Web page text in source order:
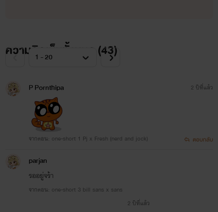
ความคิดเห็นทั้งหมด (43)
P Pornthipa
จากตอน: one-short 1 Pj x Fresh (nerd and jock)
2 ปีที่แล้ว
ตอบกลับ
parjan
รออยู่จร้า
จากตอน: one-short 3 bill sans x sans
2 ปีที่แล้ว